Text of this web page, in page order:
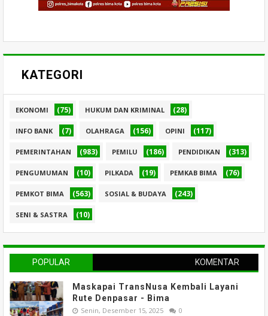
KATEGORI
EKONOMI (75) HUKUM DAN KRIMINAL (28)
INFO BANK (7) OLAHRAGA (156) OPINI (117)
PEMERINTAHAN (983) PEMILU (186) PENDIDIKAN (313)
PENGUMUMAN (10) PILKADA (19) PEMKAB BIMA (76)
PEMKOT BIMA (563) SOSIAL & BUDAYA (243)
SENI & SASTRA (10)
POPULAR KOMENTAR
Maskapai TransNusa Kembali Layani
Rute Denpasar - Bima
Senin, Desember 15, 2025 0